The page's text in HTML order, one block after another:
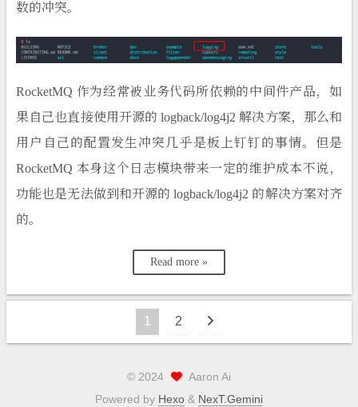
数的冲突。
RocketMQ 作为经常被业务代码所依赖的中间件产品，如
果自己也直接使用开源的 logback/log4j2 解决方案，那么和
用户自己的配置发生冲突几乎是板上钉钉的事情。但是
RocketMQ 本身这个日志模块带来一定的维护成本不说，
功能也是无法做到和开源的 logback/log4j2 的解决方案对齐
的。
Read more »
1 2
© 2024
Aaron Ai
Powered by Hexo & NexT.Gemini